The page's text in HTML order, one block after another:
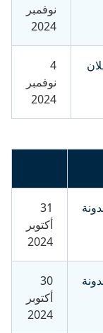
نوفمبر
2024
نوفمبر
2024
31
أكتوبر
2024
30
أكتوبر
2024